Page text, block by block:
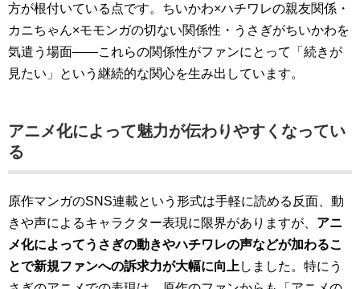
方が根付いている点です。ちいかわ×ハチワレの親友関係・
カニちゃん×モモンガの切ない関係性・うさぎがちいかわを
気遣う場面——これらの関係性がファンにとって「続きが
見たい」という継続的な関心を生み出しています。
アニメ化によって魅力が伝わりやすくなってい
る
原作マンガのSNS連載という形式は手軽に読める反面、動
きや声によるキャラクター表現に限界がありますが、 アニ
メ化によってうさぎの動きやハチワレの声などが加わるこ
とで新規ファンへの訴求力が大幅に向上 しました。特にう